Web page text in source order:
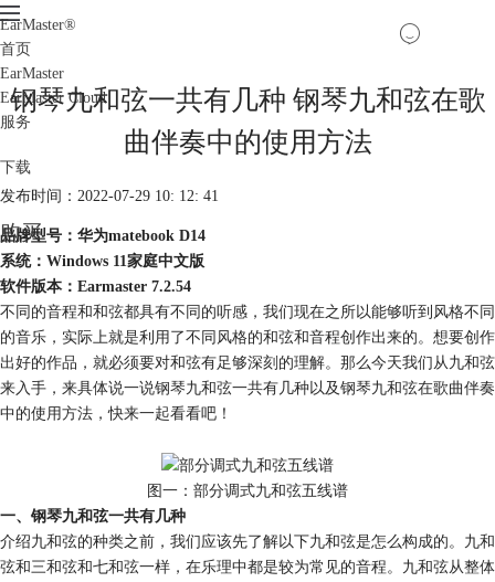
EarMaster®
首页
EarMaster
EarMaster Cloud
服务
下载
购买
钢琴九和弦一共有几种 钢琴九和弦在歌
曲伴奏中的使用方法
发布时间：2022-07-29 10: 12: 41
品牌型号：华为matebook D14
系统：Windows 11家庭中文版
软件版本：Earmaster 7.2.54
不同的音程和和弦都具有不同的听感，我们现在之所以能够听到风格不同
的音乐，实际上就是利用了不同风格的和弦和音程创作出来的。想要创作
出好的作品，就必须要对和弦有足够深刻的理解。那么今天我们从九和弦
来入手，来具体说一说钢琴九和弦一共有几种以及钢琴九和弦在歌曲伴奏
中的使用方法，快来一起看看吧！
图一：部分调式九和弦五线谱
一、钢琴九和弦一共有几种
介绍九和弦的种类之前，我们应该先了解以下九和弦是怎么构成的。九和
弦和三和弦和七和弦一样，在乐理中都是较为常见的音程。九和弦从整体